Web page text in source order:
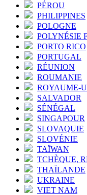
PÉROU
PHILIPPINES
POLOGNE
POLYNÉSIE
PORTO RICO
PORTUGAL
RÉUNION
ROUMANIE
ROYAUME-
SALVADOR
SÉNÉGAL
SINGAPOUR
SLOVAQUIE
SLOVÉNIE
TAÏWAN
TCHÈQUE,
THAÏLANDE
UKRAINE
VIET NAM